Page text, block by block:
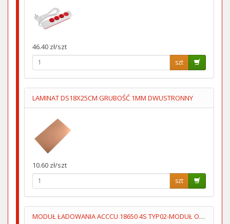
46.40 zł/szt
szt
LAMINAT DS18X25CM GRUBOŚĆ 1MM DWUSTRONNY
10.60 zł/szt
szt
MODUŁ ŁADOWANIA ACCCU 18650 4S TYP02-MODUŁ OCHRONY ACCU 14.8